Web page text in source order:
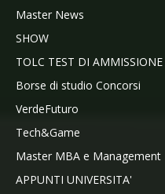
Master News
SHOW
TOLC TEST DI AMMISSIONE
Borse di studio Concorsi
VerdeFuturo
Tech&Game
Master MBA e Management
APPUNTI UNIVERSITA'